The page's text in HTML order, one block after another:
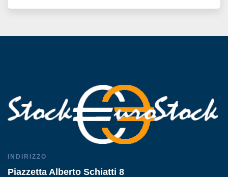
INDIRIZZO
Piazzetta Alberto Schiatti 8